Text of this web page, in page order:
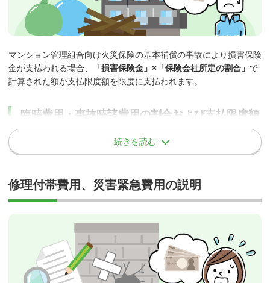
使用または管理に起因する損害賠償
被保険者が所有、使用または管理する他人の財物の損壊、紛
失、盗取
示談交渉について
万一、賠償事故が発生してしまった場合、管理組合だけでは被害者
の方との折衝や示談交渉は難しいと思います。
それらの折衝や示談または調停もしくは訴訟、弁護士の選任等の手
続きについて、保険会社が協力または同意を得て代行する示談交渉
当特約で示談交渉サービスを利用できる保険会社
損保ジャパン
〇
日新火災海上
〇
潤滑油
触媒
ワイヤーロープ
刃
冷媒
など
保険金をお支払いできない場合の例
保険の対象の製造者または販売者が、被保険者に対し法律上ま
コンピュータプログラム、インプットデータ等コンピュータソ
フトウエアに発生した損壊、改ざん、消去等
電源周波数（Hz）、ガス種の変更に伴う改造、修理
マンション管理組合向け火災保険の基本補償の事故により損害保険
金が支払われる場合、
「損害保険金」×「保険会社所定の割合」 で
計算された額が支払限度額を限度に支払われます。
臨時費用・事故時諸費用の割合および支払限度額
額
あいおいニッセ
事故時諸費用保険金
「10％または
20％・3,000万円限
度」
臨時費用補償特約
30％・100万円×戸
室数が限度」選択
東京海上日動 臨時費用補償特約
「10％・100万円×
世帯数が限度」
続きを読む
修理付帯費用、災害緊急費用の説明